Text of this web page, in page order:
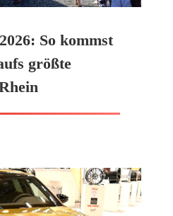
So kommst
größte